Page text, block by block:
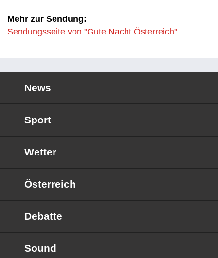
Mehr zur Sendung:
Sendungsseite von "Gute Nacht Österreich"
News
Sport
Wetter
Österreich
Debatte
Sound